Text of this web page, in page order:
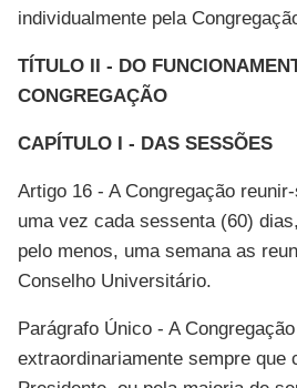
individualmente pela
TÍTULO II - DO
CONGREGAÇÃO
CAPÍTULO I - DAS SESSÕES
Artigo 16 - A Congregação
uma vez cada sessenta (60)
pelo menos, uma semana as
Conselho Universitário.
Parágrafo Único - A
extraordinariamente sempre que